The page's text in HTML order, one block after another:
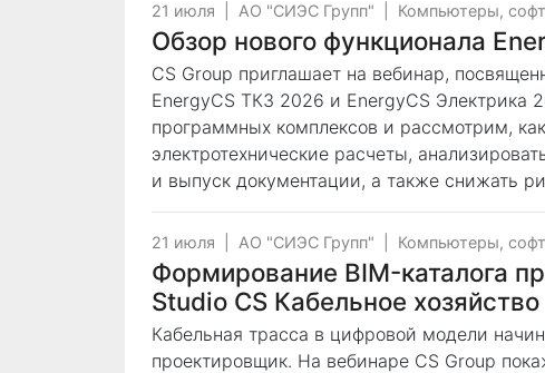
21 июля АО "СИЭС Групп" Компьютеры, софт
Обзор нового функционала
CS Group приглашает на вебинар,
EnergyCS ТКЗ 2026 и EnergyCS Электрика
программных комплексов и рассмотрим,
электротехнические расчеты,
и выпуск документации, а также снижать
21 июля АО "СИЭС Групп" Компьютеры, софт
Формирование ВIM-каталога
Studio CS Кабельное хозяйство
Кабельная трасса в цифровой модели
проектировщик. На вебинаре CS Group